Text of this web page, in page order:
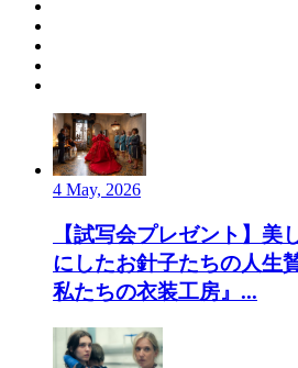
4 May, 2026
【試写会プレゼント】美
にしたお針子たちの人生
私たちの衣装工房』...